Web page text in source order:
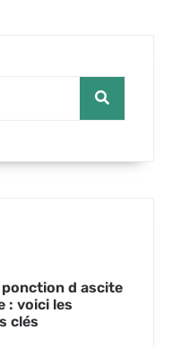
ponction d ascite
: voici les
clés